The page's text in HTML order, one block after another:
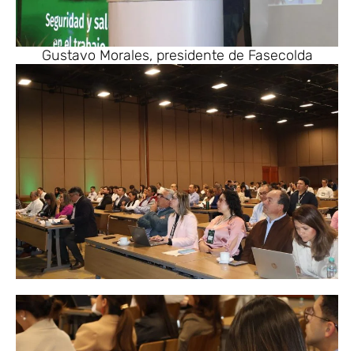
Gustavo Morales, presidente de Fasecolda